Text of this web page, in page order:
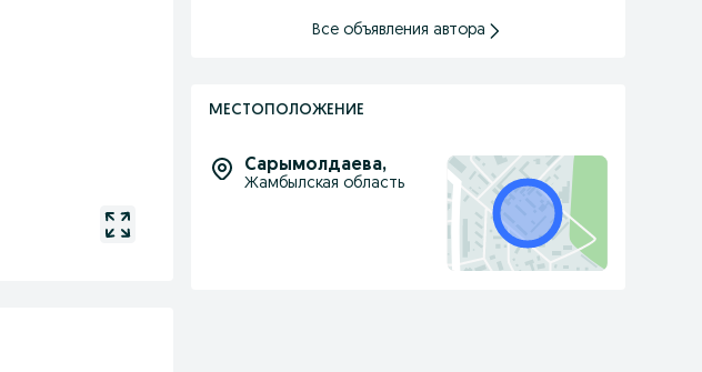
Все объявления автора
МЕСТОПОЛОЖЕНИЕ
Сарымолдаева,
Жамбылская область